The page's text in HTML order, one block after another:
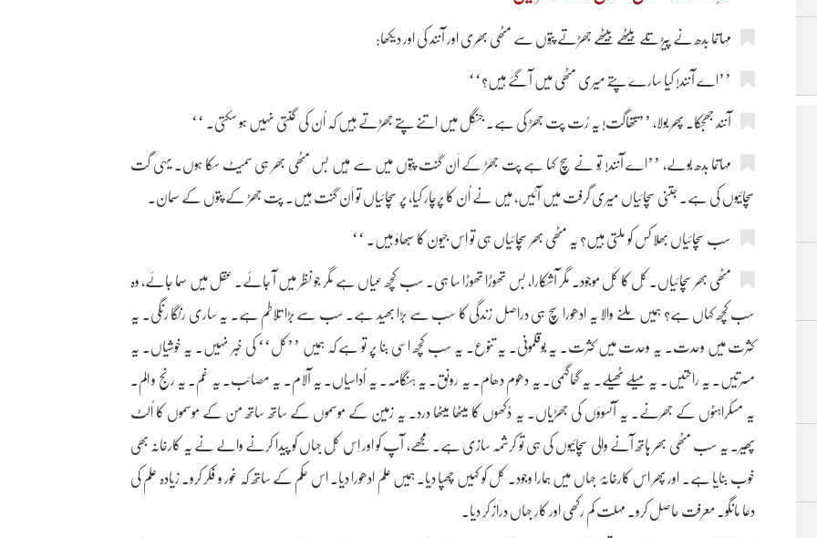
مہاتما بدھ نے پیڑ تلے بیٹھے بیٹھے جھڑتے پتّوں سے مٹھی بھری اور آنند کی اور دیکھا:
’’اے آنند! کیا سارے پتّے میری مٹھی میں آ گئے ہیں؟‘‘
آنند جھجکا۔ پھر بولا، ’’تتھاگت! یہ رُت پت جھڑ کی ہے۔ جنگل میں اتنے پتّے جھڑتے ہیں کہ اُن کی گنتی نہیں ہو سکتی۔ ‘‘
مہاتما بدھ بولے، ’’اے آنند! تُو نے سچ کہا ہے پت جھڑ کے اَن گنت پتّوں میں سے مَیں بس مٹھی بھر ہی سمیٹ سکا ہوں۔ یہی گت
سچائیوں کی ہے۔ جتنی سچائیاں میری گرفت میں آئیں، مَیں نے اُن کا پرچار کیا، پر سچائیاں تو اَن گنت ہیں۔ پت جھڑ کے پتوں کے سمان۔
سب سچائیاں بھلا کس کو ملتی ہیں؟ یہ مٹھی بھر سچائیاں ہی تو اِس جیون کا سبھاؤ ہیں۔ ‘‘
مٹھی بھر سچائیاں۔ کُل کا کُل موجود۔ مگر آشکارا، بس تھوڑا تھوڑا سا ہی۔ سب کچھ عیاں ہے مگر جو نظر میں آ جائے۔ عقل میں سما جائے، وہ
سب کچھ کہاں ہے؟ ہمیں ملنے والا یہ ادھورا سچ ہی دراصل زندگی کا سب سے بڑا بھید ہے۔ سب سے بڑا تلاطم ہے۔ یہ ساری رنگا رنگی۔ یہ
کثرت میں وحدت۔ یہ وحدت میں کثرت۔ یہ بوقلمونی۔ یہ تنوع۔ یہ سب کچھ اسی بنا پر تو ہے کہ ہمیں ’’کل‘‘ کی خبر نہیں۔ یہ خوشیاں۔ یہ
مسرتیں۔ یہ راحتیں۔ یہ میلے ٹھیلے۔ یہ گہماگہمی۔ یہ دھوم دھام۔ یہ رونق۔ یہ ہنگامہ۔ یہ اُداسیاں۔ یہ آلام۔ یہ مصائب۔ یہ غم۔ یہ رنج و الم۔
یہ مسکراہٹوں کے جھرنے۔ یہ آنسوؤں کی جھڑیاں۔ یہ دُکھوں کا میٹھا میٹھا درد۔ یہ زمین کے موسموں کے ساتھ ساتھ من کے موسموں کا اُلٹ
پھیر۔ یہ سب مٹھی بھر ہاتھ آنے والی سچائیوں کی ہی تو کرشمہ سازی ہے۔ مجھے، آپ کو اور اِس کُل جہاں کو پیدا کرنے والے نے یہ کارخانہ بھی
خوب بنایا ہے۔ اور پھر اس کارخانۂ جہاں میں ہمارا وجود۔ کل کو کہیں چھپا دیا۔ ہمیں علم ادھورا دیا۔ اس حکم کے ساتھ کہ غور و فکر کرو۔ زیادہ علم کی
دعا مانگو۔ معرفت حاصل کرو۔ مہلت کم رکھی اور کارِ جہاں دراز کر دیا۔